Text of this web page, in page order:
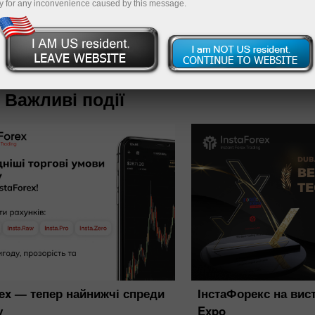
Важливі події
— тепер найнижчі спреди
ІнстаФорекс на
Expo
for any inconvenience caused by this message.